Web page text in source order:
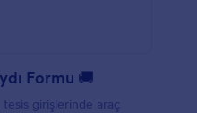
Formu 🚚
tesis girişlerinde araç